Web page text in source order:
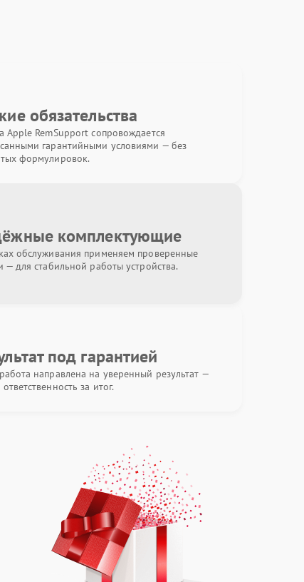
обязательства
Apple RemSupport сопровождается
гарантийными условиями — без
формулировок.
комплектующие
обслуживания применяем проверенные
— для стабильной работы устройства.
под гарантией
направлена на уверенный результат —
за итог.